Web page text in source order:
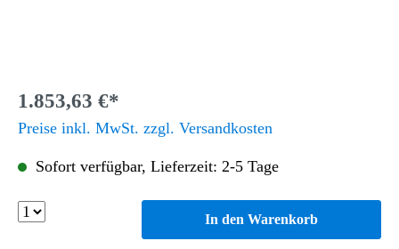
1.853,63 €*
Preise inkl. MwSt. zzgl. Versandkosten
Sofort verfügbar, Lieferzeit: 2-5 Tage
In den Warenkorb